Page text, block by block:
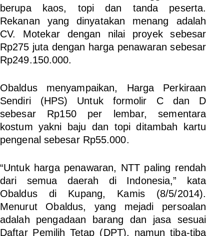
berupa kaos, topi dan tanda peserta.
Rekanan yang dinyatakan menang adalah
CV. Motekar dengan nilai proyek sebesar
Rp275 juta dengan harga penawaran sebesar
Rp249.150.000.
Obaldus menyampaikan, Harga Perkiraan
Sendiri (HPS) Untuk formolir C dan D
sebesar Rp150 per lembar, sementara
kostum yakni baju dan topi ditambah kartu
pengenal sebesar Rp55.000.
“Untuk harga penawaran, NTT paling rendah
dari semua daerah di Indonesia,” kata
Obaldus di Kupang, Kamis (8/5/2014).
Menurut Obaldus, yang mejadi persoalan
adalah pengadaan barang dan jasa sesuai
Daftar Pemilih Tetap (DPT), namun tiba-tiba